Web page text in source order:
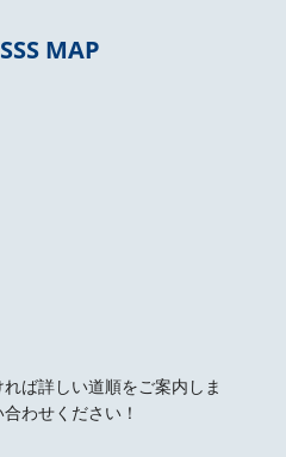
MAP
ば詳しい道順をご案内しま
わせください！